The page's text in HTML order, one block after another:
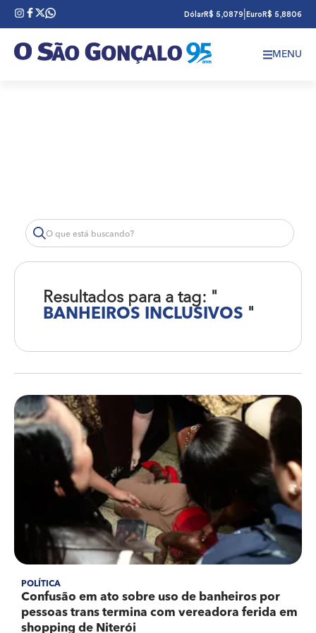
DólarR$ 5,0879 Euro R$ 5,8806
MENU
Resultados para a tag: "
BANHEIROS INCLUSIVOS "
POLÍTICA
Confusão em ato sobre uso de banheiros por
pessoas trans termina com vereadora ferida em
shopping de Niterói